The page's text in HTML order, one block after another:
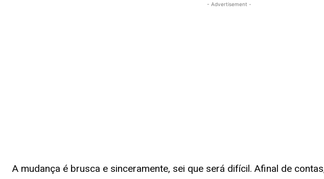
- Advertisement -
A mudança é brusca e sinceramente, sei que será difícil. Afinal de